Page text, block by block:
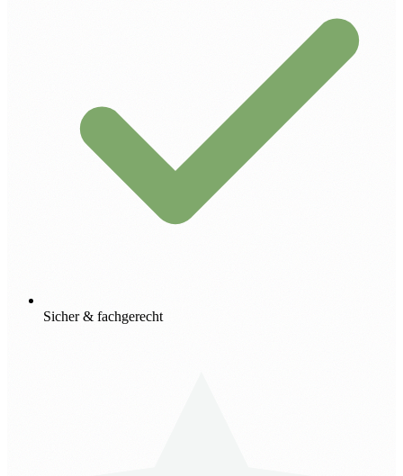
Sicher & fachgerecht